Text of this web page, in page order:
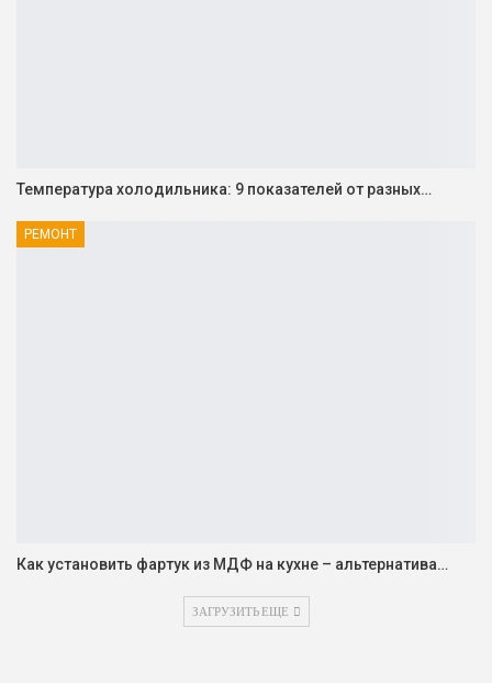
Температура холодильника: 9 показателей от разных…
РЕМОНТ
Как установить фартук из МДФ на кухне – альтернатива…
ЗАГРУЗИТЬ ЕЩЕ